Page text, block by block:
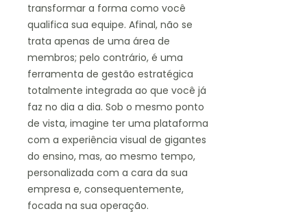
transformar a forma como você
qualifica sua equipe. Afinal, não se
trata apenas de uma área de
membros; pelo contrário, é uma
ferramenta de gestão estratégica
totalmente integrada ao que você já
faz no dia a dia. Sob o mesmo ponto
de vista, imagine ter uma plataforma
com a experiência visual de gigantes
do ensino, mas, ao mesmo tempo,
personalizada com a cara da sua
empresa e, consequentemente,
focada na sua operação.